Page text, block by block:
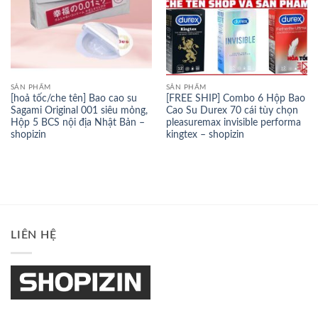
SẢN PHẨM
[hoả tốc/che tên] Bao cao su
Sagami Original 001 siêu mỏng,
Hộp 5 BCS nội địa Nhật Bản –
shopizin
SẢN PHẨM
[FREE SHIP] Combo 6 Hộp Bao
Cao Su Durex 70 cái tùy chọn
pleasuremax invisible performa
kingtex – shopizin
LIÊN HỆ